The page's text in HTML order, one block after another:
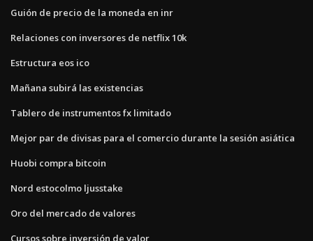
Guión de precio de la moneda en inr
Relaciones con inversores de netflix 10k
Estructura eos ico
Mañana subirá las existencias
Tablero de instrumentos fx limitado
Mejor par de divisas para el comercio durante la sesión asiática
Huobi compra bitcoin
Nord estocolmo ljusstake
Oro del mercado de valores
Cursos sobre inversión de valor